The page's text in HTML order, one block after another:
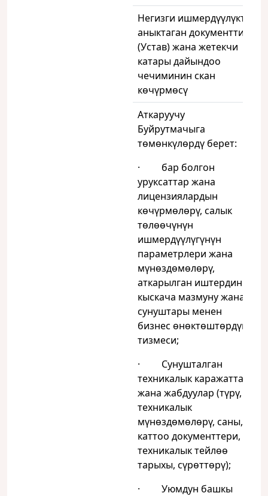
Негизги ишмердүүлүктү
аныктаган документтин
(Устав) жана жетекчи
катары дайындоо
чечиминин скан
көчүрмөсү
Аткаруучу
Буйрутмачыга
төмөнкүлөрдү берет:
· бар болгон
уруксаттар жана
лицензиялардын
көчүрмөлөрү, салык
төлөөчүнүн
ишмердүүлүгүнүн
параметрлери жана
мүнөздөмөлөрү,
аткарылган иштердин
кыскача мазмуну жана
сунуштары менен
бизнес өнөктөштөрдүн
тизмеси;
· Сунушталган
техникалык каражаттар
жана жабдуулар (түрү,
техникалык
мүнөздөмөлөрү, саны,
каттоо документтери,
техникалык тейлөө
тарыхы, сүрөттөрү);
· Уюмдун башкы